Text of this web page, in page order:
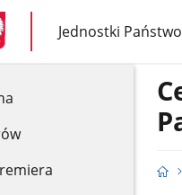
gov.pl
gov.pl
Jednostki
gov.pl
Jednostki
Państwowej